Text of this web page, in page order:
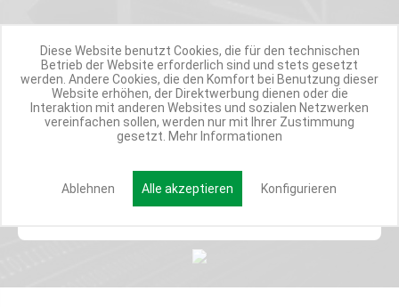
Werde Teil der Miweba Community!
Verpasse nie wieder exklusive Newsletter-Rabatte und Aktionen
Anmelden
Diese Website benutzt Cookies, die für den technischen
Betrieb der Website erforderlich sind und stets gesetzt
werden. Andere Cookies, die den Komfort bei Benutzung dieser
Website erhöhen, der Direktwerbung dienen oder die
Interaktion mit anderen Websites und sozialen Netzwerken
vereinfachen sollen, werden nur mit Ihrer Zustimmung
gesetzt. Mehr Informationen
Ablehnen Alle akzeptieren Konfigurieren